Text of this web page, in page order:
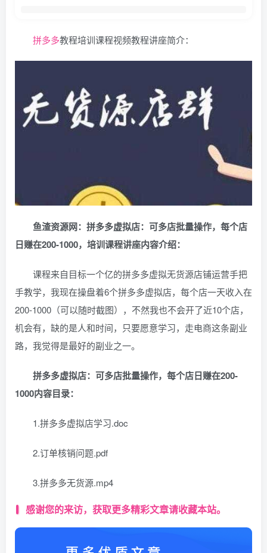
拼多多教程培训课程视频教程讲座简介：
鱼渣资源网：拼多多虚拟店：可多店批量操作，每个店
日赚在200-1000，培训课程讲座内容介绍：
课程来自目标一个亿的拼多多虚拟无货源店铺运营手把
手教学，我现在操盘着6个拼多多虚拟店，每个店一天收入在
200-1000（可以随时截图），不然我也不会开了近10个店，
机会有，缺的是人和时间，只要愿意学习，走电商这条副业
路，我觉得是最好的副业之一。
拼多多虚拟店：可多店批量操作，每个店日赚在200-
1000内容目录：
1.拼多多虚拟店学习.doc
2.订单核销问题.pdf
3.拼多多无货源.mp4
感谢您的来访，获取更多精彩文章请收藏本站。